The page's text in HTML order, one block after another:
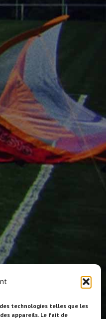
technologies telles que les
appareils. Le fait de